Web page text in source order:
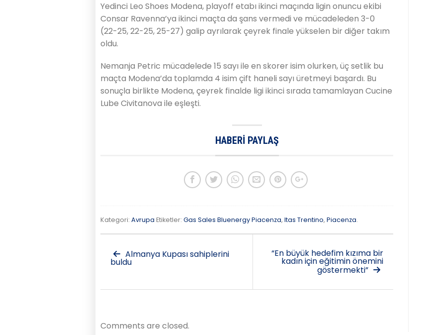
Yedinci Leo Shoes Modena, playoff etabı ikinci maçında ligin onuncu ekibi
Consar Ravenna’ya ikinci maçta da şans vermedi ve mücadeleden 3-0
(22-25, 22-25, 25-27) galip ayrılarak çeyrek finale yükselen bir diğer takım
oldu.
Nemanja Petric mücadelede 15 sayı ile en skorer isim olurken, üç setlik bu
maçta Modena’da toplamda 4 isim çift haneli sayı üretmeyi başardı. Bu
sonuçla birlikte Modena, çeyrek finalde ligi ikinci sırada tamamlayan Cucine
Lube Civitanova ile eşleşti.
HABERI PAYLAŞ
Kategori: Avrupa Etiketler: Gas Sales Bluenergy Piacenza, Itas Trentino, Piacenza.
Almanya Kupası sahiplerini
buldu
“En büyük hedefim kızıma bir
kadın için eğitimin önemini
göstermekti”
Comments are closed.